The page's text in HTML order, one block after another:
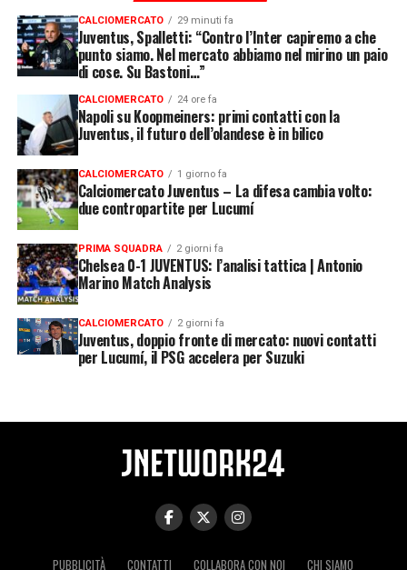
CALCIOMERCATO 29 minuti fa
Juventus, Spalletti: “Contro l’Inter capiremo a che
punto siamo. Nel mercato abbiamo nel mirino un paio
di cose. Su Bastoni…”
CALCIOMERCATO 24 ore fa
Napoli su Koopmeiners: primi contatti con la
Juventus, il futuro dell’olandese è in bilico
CALCIOMERCATO 1 giorno fa
Calciomercato Juventus – La difesa cambia volto:
due contropartite per Lucumí
PRIMA SQUADRA 2 giorni fa
Chelsea 0-1 JUVENTUS: l’analisi tattica | Antonio
Marino Match Analysis
CALCIOMERCATO 2 giorni fa
Juventus, doppio fronte di mercato: nuovi contatti
per Lucumí, il PSG accelera per Suzuki
PUBBLICITÀ CONTATTI COLLABORA CON NOI CHI SIAMO